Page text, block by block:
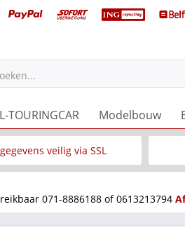
TOURINGCAR Modelbouw
veilig via SSL
071-8886188 of 0613213794